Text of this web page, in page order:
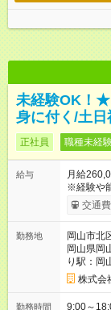
未経験OK！
身に付く/土
正社員 職種未経
給与
月給
※経験や能力、
あり 試
です。
交通
勤務地
岡山市北
岡山県岡
り駅：岡
株式会
勤務時間
9:00～